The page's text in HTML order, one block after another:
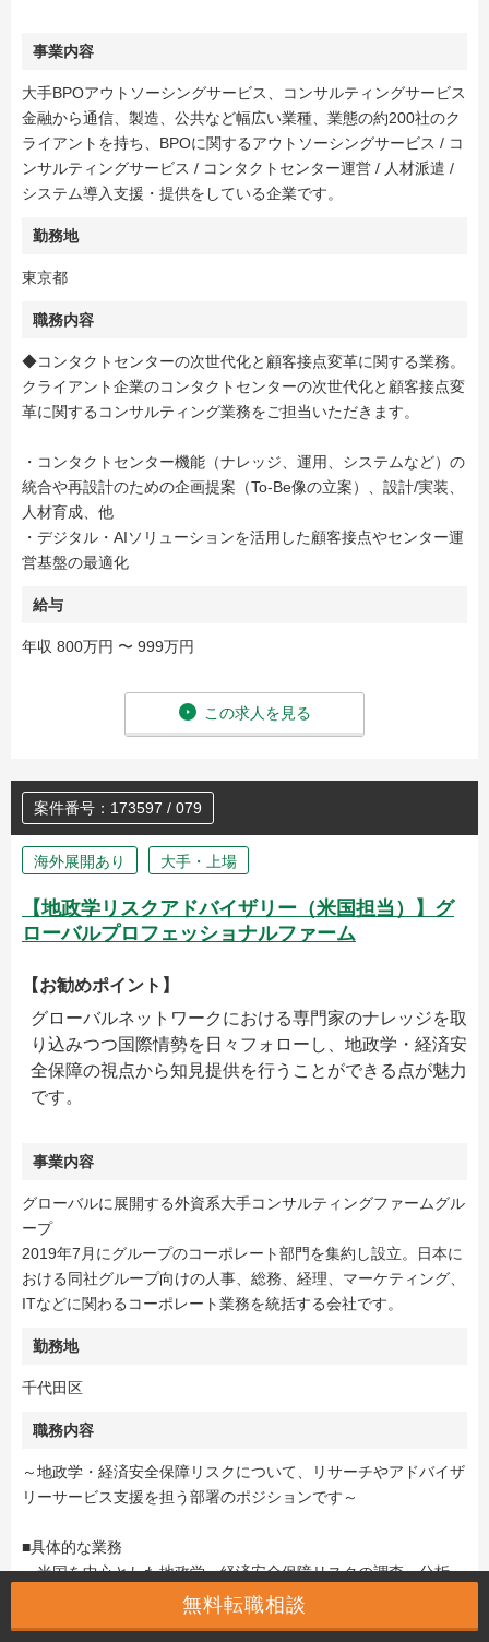
事業内容
大手BPOアウトソーシングサービス、コンサルティングサービス
金融から通信、製造、公共など幅広い業種、業態の約200社のク
ライアントを持ち、BPOに関するアウトソーシングサービス / コ
ンサルティングサービス / コンタクトセンター運営 / 人材派遣 /
システム導入支援・提供をしている企業です。
勤務地
東京都
職務内容
◆コンタクトセンターの次世代化と顧客接点変革に関する業務。
クライアント企業のコンタクトセンターの次世代化と顧客接点変
革に関するコンサルティング業務をご担当いただきます。
・コンタクトセンター機能（ナレッジ、運用、システムなど）の
統合や再設計のための企画提案（To-Be像の立案）、設計/実装、
人材育成、他
・デジタル・AIソリューションを活用した顧客接点やセンター運
営基盤の最適化
給与
年収 800万円 〜 999万円
この求人を見る
案件番号：173597 / 079
海外展開あり 大手・上場
【地政学リスクアドバイザリー（米国担当）】グ
ローバルプロフェッショナルファーム
【お勧めポイント】
グローバルネットワークにおける専門家のナレッジを取
り込みつつ国際情勢を日々フォローし、地政学・経済安
全保障の視点から知見提供を行うことができる点が魅力
です。
事業内容
グローバルに展開する外資系大手コンサルティングファームグル
ープ
2019年7月にグループのコーポレート部門を集約し設立。日本に
おける同社グループ向けの人事、総務、経理、マーケティング、
ITなどに関わるコーポレート業務を統括する会社です。
勤務地
千代田区
職務内容
～地政学・経済安全保障リスクについて、リサーチやアドバイザ
リーサービス支援を担う部署のポジションです～
■具体的な業務
・米国を中心とした地政学・経済安全保障リスクの調査・分析
（内政・外交動向、政策・法規制、関連企業動向のリサーチ／月
無料転職相談